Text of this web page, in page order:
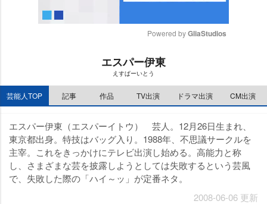
e
Powered by GliaStudios
エスパー伊東
えすぱーいとう
芸能人TOP 記事 作品 TV出演 ドラマ出演 CM出演
エスパー伊東（エスパーイトウ） 芸人。12月26日生まれ、
東京都出身。特技はバッグ入り。1988年、不思議サークルを
主宰。これをきっかけにテレビ出演し始める。高能力と称
し、さまざまな芸を披露しようとしては失敗するという芸風
で、失敗した際の「ハイ～ッ」が定番ネタ。
2008-06-06 更新